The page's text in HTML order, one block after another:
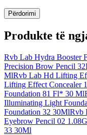
Përdorimi
Produkte të
Rvb Lab Hydra Booster
Precision Brow Pencil 32
MlRvb Lab Hd Lifting
Lifting Effect Concealer
Foundation 81 Fl* 30 Ml
Illuminating Light
Foundation 32 30MlRvb
Eyebrow Pencil 02 1.08G
33 30Ml